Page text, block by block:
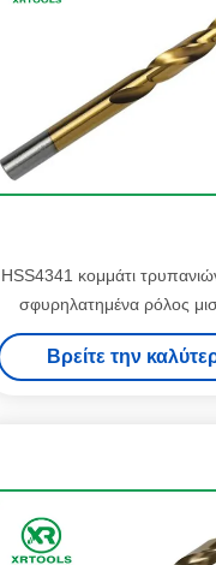
HSS4341 κομμάτι
σφυρηλατημένα ρόλος
επίγειων ντυμένα
τρυπανιών
Βρείτε την